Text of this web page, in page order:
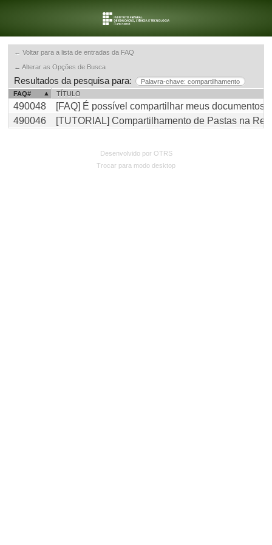
← Voltar para a lista de entradas da FAQ
← Alterar as Opções de Busca
Resultados da pesquisa para:
Palavra-chave: compartilhamento
FAQ#
TÍTULO
490048
[FAQ] É possível compartilhar meus documentos
490046
[TUTORIAL] Compartilhamento de Pastas na
Desenvolvido por OTRS
Trocar para modo desktop